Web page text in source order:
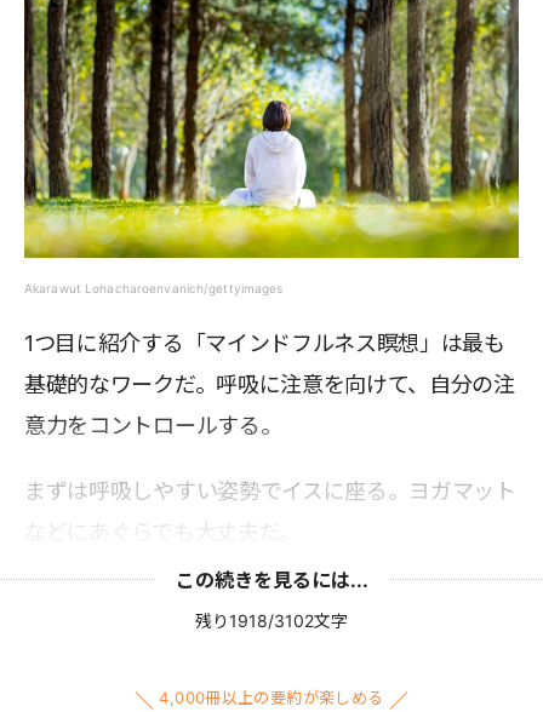
Akarawut Lohacharoenvanich/gettyimages
1つ目に紹介する「マインドフルネス瞑想」は最も
基礎的なワークだ。呼吸に注意を向けて、自分の注
意力をコントロールする。
まずは呼吸しやすい姿勢でイスに座る。ヨガマット
などにあぐらでも大丈夫だ。
この続きを見るには...
残り1918/3102文字
4,000冊以上の要約が楽しめる